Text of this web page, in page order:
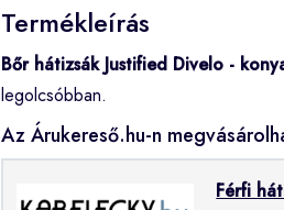
Termékleírás
Bőr hátizsák Justified Divelo -
legolcsóbban.
Az Árukereső.hu-n
Férfi